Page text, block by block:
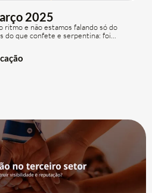
2025
ritmo e não estamos falando só do
do que confete e serpentina: foi...